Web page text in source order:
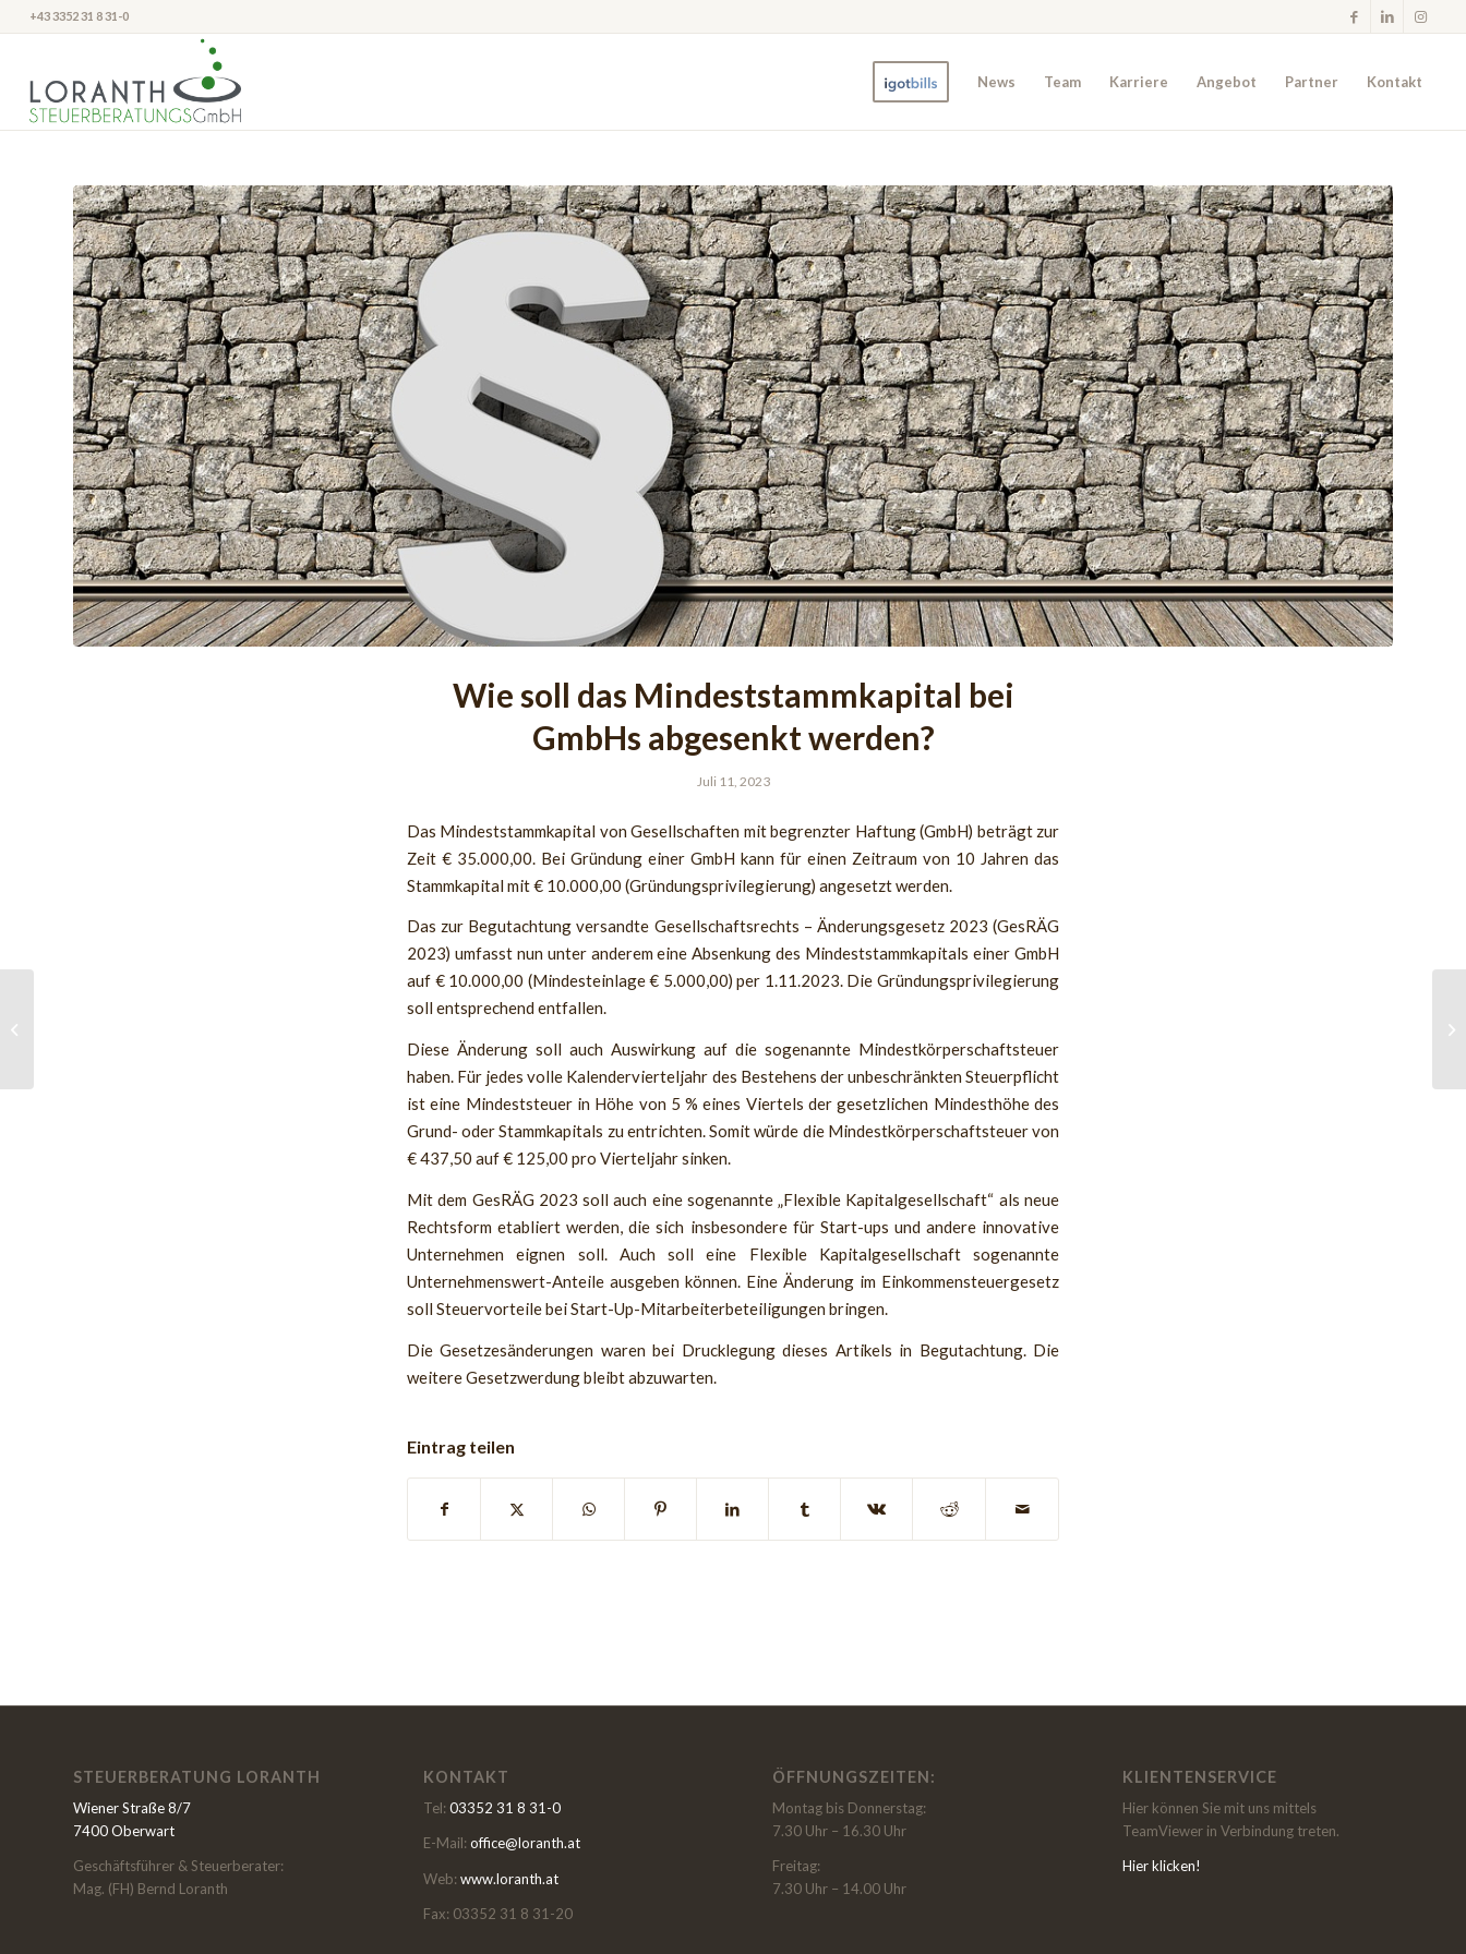
+43 3352 31 8 31-0
News Team Karriere Angebot Partner Kontakt
Wie soll das Mindeststammkapital bei
GmbHs abgesenkt werden?
Juli 11, 2023
Das Mindeststammkapital von Gesellschaften mit begrenzter Haftung (GmbH) beträgt zur
Zeit € 35.000,00. Bei Gründung einer GmbH kann für einen Zeitraum von 10 Jahren das
Stammkapital mit € 10.000,00 (Gründungsprivilegierung) angesetzt werden.
Das zur Begutachtung versandte Gesellschaftsrechts – Änderungsgesetz 2023 (GesRÄG
2023) umfasst nun unter anderem eine Absenkung des Mindeststammkapitals einer GmbH
auf € 10.000,00 (Mindesteinlage € 5.000,00) per 1.11.2023. Die Gründungsprivilegierung
soll entsprechend entfallen.
Diese Änderung soll auch Auswirkung auf die sogenannte Mindestkörperschaftsteuer
haben. Für jedes volle Kalendervierteljahr des Bestehens der unbeschränkten Steuerpflicht
ist eine Mindeststeuer in Höhe von 5 % eines Viertels der gesetzlichen Mindesthöhe des
Grund- oder Stammkapitals zu entrichten. Somit würde die Mindestkörperschaftsteuer von
€ 437,50 auf € 125,00 pro Vierteljahr sinken.
Mit dem GesRÄG 2023 soll auch eine sogenannte „Flexible Kapitalgesellschaft“ als neue
Rechtsform etabliert werden, die sich insbesondere für Start-ups und andere innovative
Unternehmen eignen soll. Auch soll eine Flexible Kapitalgesellschaft sogenannte
Unternehmenswert-Anteile ausgeben können. Eine Änderung im Einkommensteuergesetz
soll Steuervorteile bei Start-Up-Mitarbeiterbeteiligungen bringen.
Die Gesetzesänderungen waren bei Drucklegung dieses Artikels in Begutachtung. Die
weitere Gesetzwerdung bleibt abzuwarten.
Eintrag teilen
STEUERBERATUNG LORANTH
Wiener Straße 8/7
7400 Oberwart
Geschäftsführer & Steuerberater:
Mag. (FH) Bernd Loranth
KONTAKT
Tel: 03352 31 8 31-0
E-Mail: office@loranth.at
Web: www.loranth.at
Fax: 03352 31 8 31-20
ÖFFNUNGSZEITEN:
Montag bis Donnerstag:
7.30 Uhr – 16.30 Uhr
Freitag:
7.30 Uhr – 14.00 Uhr
KLIENTENSERVICE
Hier können Sie mit uns mittels
TeamViewer in Verbindung treten.
Hier klicken!